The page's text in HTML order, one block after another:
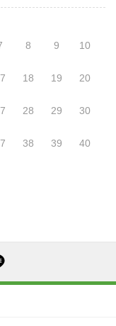
8 9 10
18 19 20
28 29 30
38 39 40